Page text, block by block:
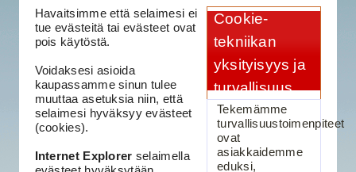
Cookie-
tekniikan
yksityisyys ja
turvallisuus
Tekemämme
turvallisuustoimenpiteet
ovat
asiakkaidemme
eduksi,
Havaitsimme että selaimesi ei
tue evästeitä tai evästeet ovat
pois käytöstä.
Voidaksesi asioida
kaupassamme sinun tulee
muuttaa asetuksia niin, että
selaimesi hyväksyy evästeet
(cookies).
Internet Explorer selaimella